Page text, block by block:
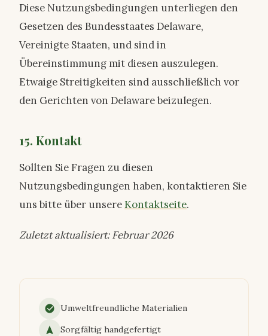
Diese Nutzungsbedingungen unterliegen den
Gesetzen des Bundesstaates Delaware,
Vereinigte Staaten, und sind in
Übereinstimmung mit diesen auszulegen.
Etwaige Streitigkeiten sind ausschließlich vor
den Gerichten von Delaware beizulegen.
15. Kontakt
Sollten Sie Fragen zu diesen
Nutzungsbedingungen haben, kontaktieren Sie
uns bitte über unsereKontaktseite.
Zuletzt aktualisiert: Februar 2026
Umweltfreundliche Materialien
Sorgfältig handgefertigt